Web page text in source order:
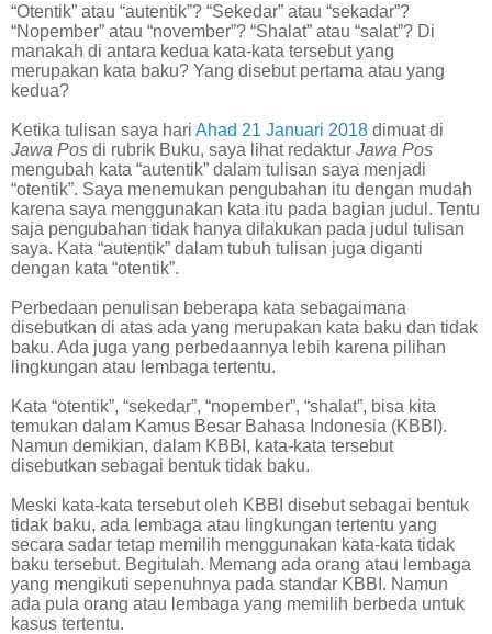
“Otentik” atau “autentik”? “Sekedar” atau “sekadar”?
“Nopember” atau “november”? “Shalat” atau “salat”? Di
manakah di antara kedua kata-kata tersebut yang
merupakan kata baku? Yang disebut pertama atau yang
kedua?
Ketika tulisan saya hari Ahad 21 Januari 2018 dimuat di
Jawa Pos di rubrik Buku, saya lihat redaktur Jawa Pos
mengubah kata “autentik” dalam tulisan saya menjadi
“otentik”. Saya menemukan pengubahan itu dengan mudah
karena saya menggunakan kata itu pada bagian judul. Tentu
saja pengubahan tidak hanya dilakukan pada judul tulisan
saya. Kata “autentik” dalam tubuh tulisan juga diganti
dengan kata “otentik”.
Perbedaan penulisan beberapa kata sebagaimana
disebutkan di atas ada yang merupakan kata baku dan tidak
baku. Ada juga yang perbedaannya lebih karena pilihan
lingkungan atau lembaga tertentu.
Kata “otentik”, “sekedar”, “nopember”, “shalat”, bisa kita
temukan dalam Kamus Besar Bahasa Indonesia (KBBI).
Namun demikian, dalam KBBI, kata-kata tersebut
disebutkan sebagai bentuk tidak baku.
Meski kata-kata tersebut oleh KBBI disebut sebagai bentuk
tidak baku, ada lembaga atau lingkungan tertentu yang
secara sadar tetap memilih menggunakan kata-kata tidak
baku tersebut. Begitulah. Memang ada orang atau lembaga
yang mengikuti sepenuhnya pada standar KBBI. Namun
ada pula orang atau lembaga yang memilih berbeda untuk
kasus tertentu.